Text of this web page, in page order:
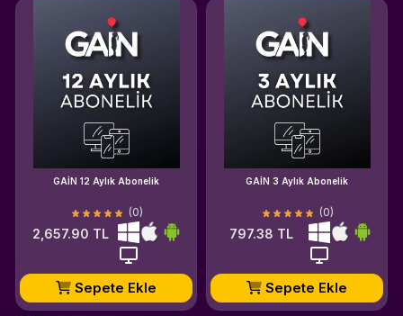
GAİN 12 Aylık Abonelik
(0)
2,657.90 TL
Sepete Ekle
GAİN 3 Aylık Abonelik
(0)
797.38 TL
Sepete Ekle